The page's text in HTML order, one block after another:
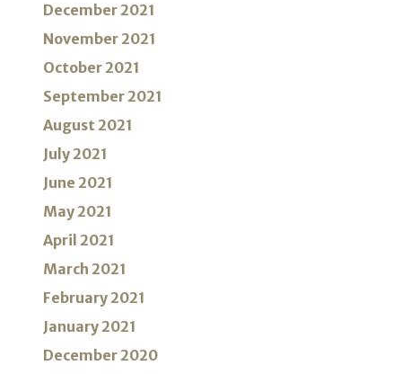
December 2021
November 2021
October 2021
September 2021
August 2021
July 2021
June 2021
May 2021
April 2021
March 2021
February 2021
January 2021
December 2020